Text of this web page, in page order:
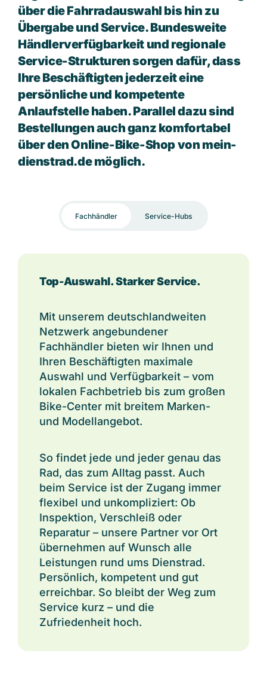
über die Fahrradauswahl bis hin zu
Übergabe und Service. Bundesweite
Händlerverfügbarkeit und regionale
Service-Strukturen sorgen dafür, dass
Ihre Beschäftigten jederzeit eine
persönliche und kompetente
Anlaufstelle haben. Parallel dazu sind
Bestellungen auch ganz komfortabel
über den Online-Bike-Shop von mein-
dienstrad.de möglich.
Fachhändler Service-Hubs
Top-Auswahl. Starker Service.
Mit unserem deutschlandweiten
Netzwerk angebundener
Fachhändler bieten wir Ihnen und
Ihren Beschäftigten maximale
Auswahl und Verfügbarkeit – vom
lokalen Fachbetrieb bis zum großen
Bike-Center mit breitem Marken-
und Modellangebot.
So findet jede und jeder genau das
Rad, das zum Alltag passt. Auch
beim Service ist der Zugang immer
flexibel und unkompliziert: Ob
Inspektion, Verschleiß oder
Reparatur – unsere Partner vor Ort
übernehmen auf Wunsch alle
Leistungen rund ums Dienstrad.
Persönlich, kompetent und gut
erreichbar. So bleibt der Weg zum
Service kurz – und die
Zufriedenheit hoch.